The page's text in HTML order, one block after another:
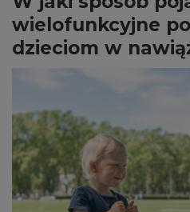
wielofunkcyjne
dzieciom w